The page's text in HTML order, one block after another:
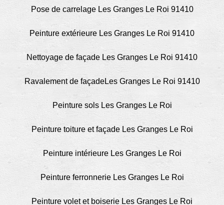
Pose de carrelage Les Granges Le Roi 91410
Peinture extérieure Les Granges Le Roi 91410
Nettoyage de façade Les Granges Le Roi 91410
Ravalement de façadeLes Granges Le Roi 91410
Peinture sols Les Granges Le Roi
Peinture toiture et façade Les Granges Le Roi
Peinture intérieure Les Granges Le Roi
Peinture ferronnerie Les Granges Le Roi
Peinture volet et boiserie Les Granges Le Roi